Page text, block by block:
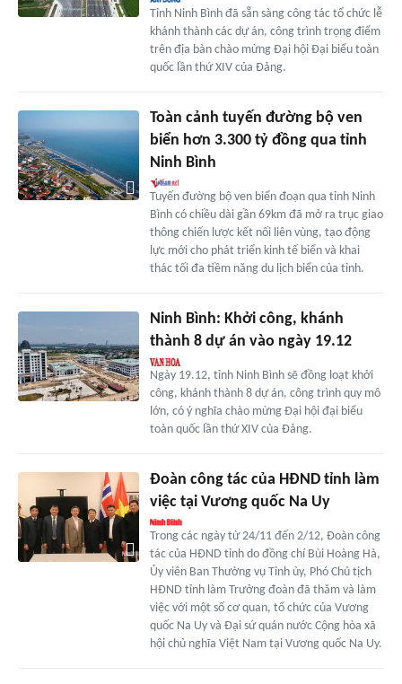
Tỉnh Ninh Bình đã sẵn sàng công tác tổ chức lễ
khánh thành các dự án, công trình trọng điểm
trên địa bàn chào mừng Đại hội Đại biểu toàn
quốc lần thứ XIV của Đảng.
Toàn cảnh tuyến đường bộ ven
biển hơn 3.300 tỷ đồng qua tỉnh
Ninh Bình
Tuyến đường bộ ven biển đoạn qua tỉnh Ninh
Bình có chiều dài gần 69km đã mở ra trục giao
thông chiến lược kết nối liên vùng, tạo động
lực mới cho phát triển kinh tế biển và khai
thác tối đa tiềm năng du lịch biển của tỉnh.
Ninh Bình: Khởi công, khánh
thành 8 dự án vào ngày 19.12
Ngày 19.12, tỉnh Ninh Bình sẽ đồng loạt khởi
công, khánh thành 8 dự án, công trình quy mô
lớn, có ý nghĩa chào mừng Đại hội đại biểu
toàn quốc lần thứ XIV của Đảng.
Đoàn công tác của HĐND tỉnh làm
việc tại Vương quốc Na Uy
Trong các ngày từ 24/11 đến 2/12, Đoàn công
tác của HĐND tỉnh do đồng chí Bùi Hoàng Hà,
Ủy viên Ban Thường vụ Tỉnh ủy, Phó Chủ tịch
HĐND tỉnh làm Trưởng đoàn đã thăm và làm
việc với một số cơ quan, tổ chức của Vương
quốc Na Uy và Đại sứ quán nước Cộng hòa xã
hội chủ nghĩa Việt Nam tại Vương quốc Na Uy.